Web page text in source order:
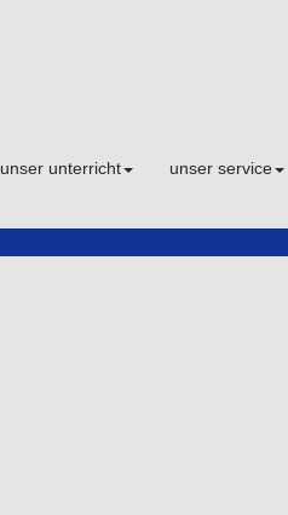
unser unterricht unser service